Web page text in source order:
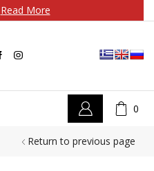
Read More
0
Return to previous page